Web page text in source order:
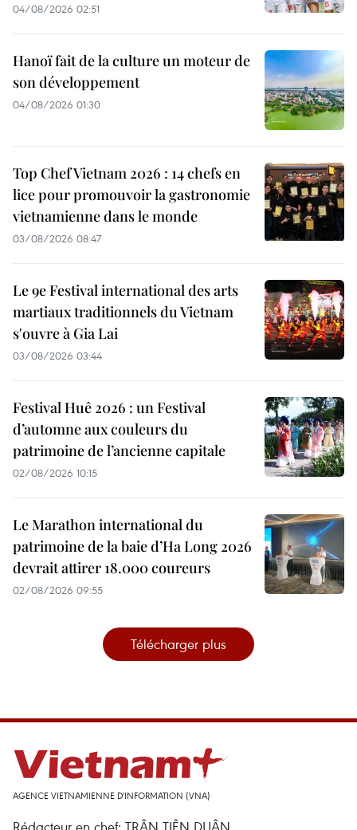
04/08/2026 02:51
Hanoï fait de la culture un moteur de
son développement
04/08/2026 01:30
Top Chef Vietnam 2026 : 14 chefs en
lice pour promouvoir la gastronomie
vietnamienne dans le monde
03/08/2026 08:47
Le 9e Festival international des arts
martiaux traditionnels du Vietnam
s'ouvre à Gia Lai
03/08/2026 03:44
Festival Huê 2026 : un Festival
d’automne aux couleurs du
patrimoine de l’ancienne capitale
02/08/2026 10:15
Le Marathon international du
patrimoine de la baie d’Ha Long 2026
devrait attirer 18.000 coureurs
02/08/2026 09:55
Télécharger plus
AGENCE VIETNAMIENNE D'INFORMATION (VNA)